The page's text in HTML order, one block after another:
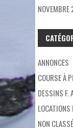
ANNONCES
COURSE À
DESSINS F.
NON CLASSÉ